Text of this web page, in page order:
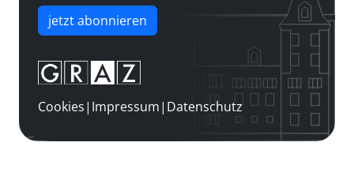
jetzt abonnieren
Cookies| Impressum| Datenschutz